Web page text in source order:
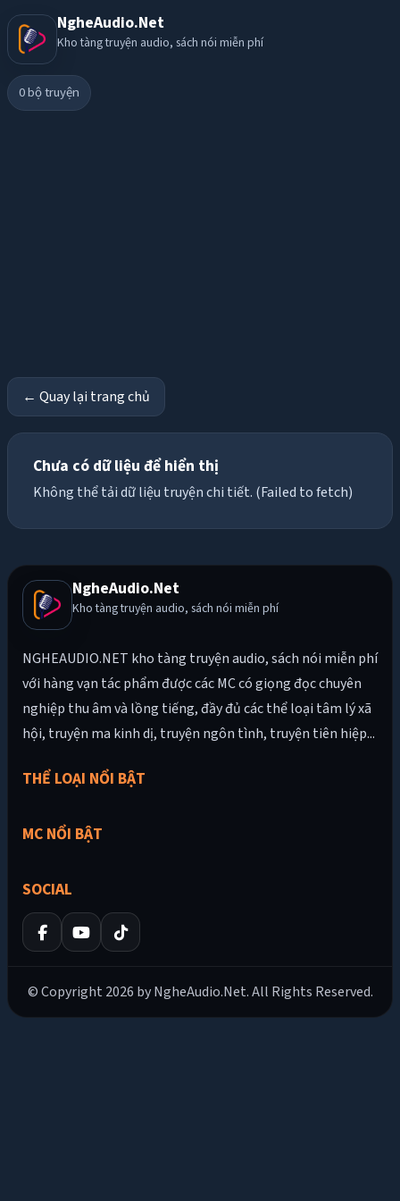
NgheAudio.Net
Kho tàng truyện audio, sách nói miễn phí
0bộ truyện
← Quay lại trang chủ
Chưa có dữ liệu để hiển thị
Không thể tải dữ liệu truyện chi tiết. (Failed to fetch)
NgheAudio.Net
Kho tàng truyện audio, sách nói miễn phí
NGHEAUDIO.NET kho tàng truyện audio, sách nói miễn phí
với hàng vạn tác phẩm được các MC có giọng đọc chuyên
nghiệp thu âm và lồng tiếng, đầy đủ các thể loại tâm lý xã
hội, truyện ma kinh dị, truyện ngôn tình, truyện tiên hiệp...
THỂ LOẠI NỔI BẬT
MC NỔI BẬT
SOCIAL
© Copyright 2026 by NgheAudio.Net. All Rights Reserved.